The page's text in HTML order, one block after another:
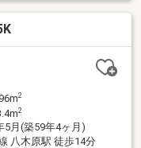
2
2
5月(築59年4ヶ月)
八木原駅 徒歩14分